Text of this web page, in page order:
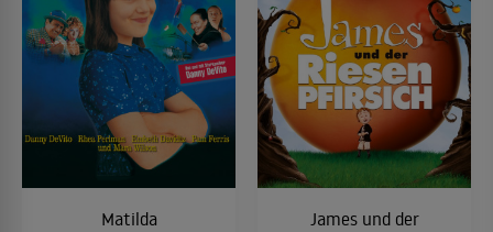
Matilda
James und der